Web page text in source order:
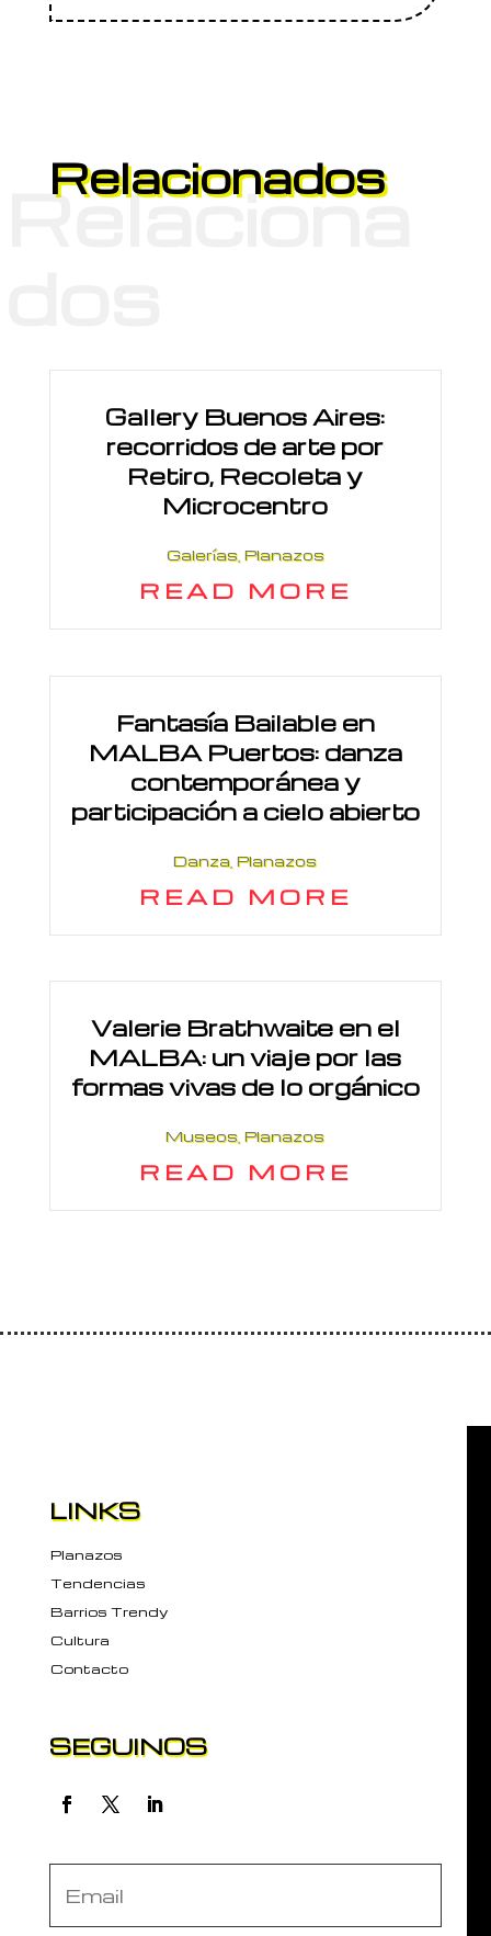
Relacionados
Relaciona
Gallery Buenos Aires:
recorridos de arte por
Retiro, Recoleta y
Microcentro
Galerías, Planazos
READ MORE
Fantasía Bailable en
MALBA Puertos: danza
contemporánea y
participación a cielo abierto
Danza Planazos
READ MORE
Valerie Brathwaite en el
MALBA: un viaje por las
formas vivas de lo orgánico
Museos Planazos
READ MORE
LINKS
Planazos
Tendencias
Barrios Trendy
Cultura
Contacto
SEGUINOS